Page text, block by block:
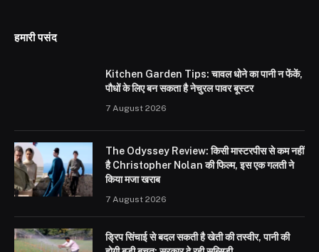
हमारी पसंद
Kitchen Garden Tips: चावल धोने का पानी न फेंकें,
पौधों के लिए बन सकता है नेचुरल पावर बूस्टर
7 August 2026
The Odyssey Review: किसी मास्टरपीस से कम नहीं
है Christopher Nolan की फिल्म, इस एक गलती ने
किया मजा खराब
7 August 2026
ड्रिप सिंचाई से बदल सकती है खेती की तस्वीर, पानी की